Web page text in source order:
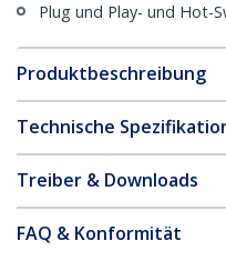
Plug und Play- und Hot-
Produktbeschreibung
Technische
Treiber & Downloads
FAQ & Konformität